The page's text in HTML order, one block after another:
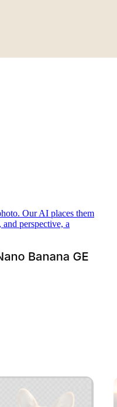
Our AI places them
perspective, a